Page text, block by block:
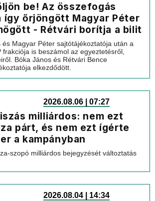
be! Az összefogás
így őrjöngött Magyar Péter
- Rétvári borítja a bilit
Magyar Péter sajtótájékoztatója után a
frakciója is beszámol az egyeztetésről,
Bóka János és Rétvári Bence
elkezdődött.
2026.08.06 | 07:27
milliárdos: nem ezt
párt, és nem ezt ígérte
a kampányban
szopó milliárdos bejegyzését változtatás
2026.08.04 | 14:34